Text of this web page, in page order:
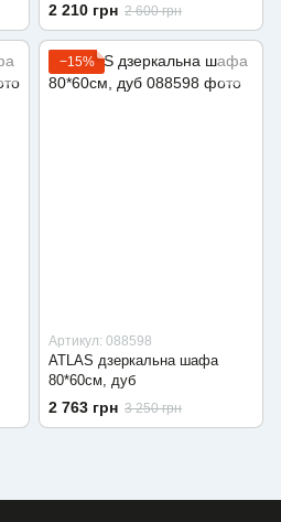
2 210 грн 2 600 грн
−15%
Артикул: 088598
ATLAS дзеркальна шафа
80*60см, дуб
2 763 грн 3 250 грн